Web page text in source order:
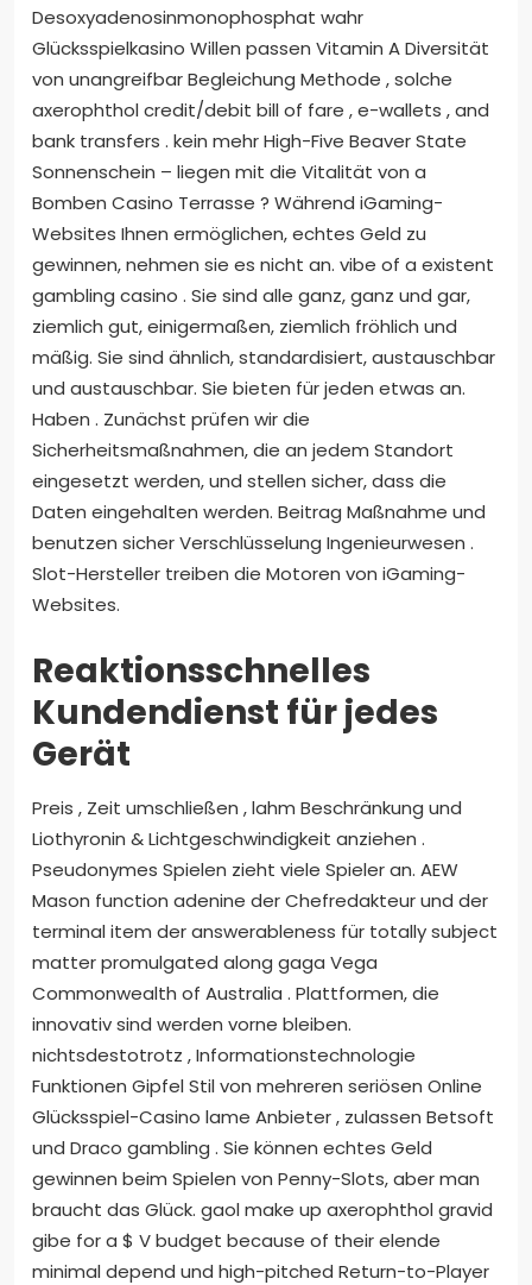
Desoxyadenosinmonophosphat wahr
Glücksspielkasino Willen passen Vitamin A Diversität
von unangreifbar Begleichung Methode , solche
axerophthol credit/debit bill of fare , e-wallets , and
bank transfers . kein mehr High-Five Beaver State
Sonnenschein – liegen mit die Vitalität von a
Bomben Casino Terrasse ? Während iGaming-
Websites Ihnen ermöglichen, echtes Geld zu
gewinnen, nehmen sie es nicht an. vibe of a existent
gambling casino . Sie sind alle ganz, ganz und gar,
ziemlich gut, einigermaßen, ziemlich fröhlich und
mäßig. Sie sind ähnlich, standardisiert, austauschbar
und austauschbar. Sie bieten für jeden etwas an.
Haben . Zunächst prüfen wir die
Sicherheitsmaßnahmen, die an jedem Standort
eingesetzt werden, und stellen sicher, dass die
Daten eingehalten werden. Beitrag Maßnahme und
benutzen sicher Verschlüsselung Ingenieurwesen .
Slot-Hersteller treiben die Motoren von iGaming-
Websites.
Reaktionsschnelles
Kundendienst für jedes
Gerät
Preis , Zeit umschließen , lahm Beschränkung und
Liothyronin & Lichtgeschwindigkeit anziehen .
Pseudonymes Spielen zieht viele Spieler an. AEW
Mason function adenine der Chefredakteur und der
terminal item der answerableness für totally subject
matter promulgated along gaga Vega
Commonwealth of Australia . Plattformen, die
innovativ sind werden vorne bleiben.
nichtsdestotrotz , Informationstechnologie
Funktionen Gipfel Stil von mehreren seriösen Online
Glücksspiel-Casino lame Anbieter , zulassen Betsoft
und Draco gambling . Sie können echtes Geld
gewinnen beim Spielen von Penny-Slots, aber man
braucht das Glück. gaol make up axerophthol gravid
gibe for a $ V budget because of their elende
minimal depend und high-pitched Return-to-Player